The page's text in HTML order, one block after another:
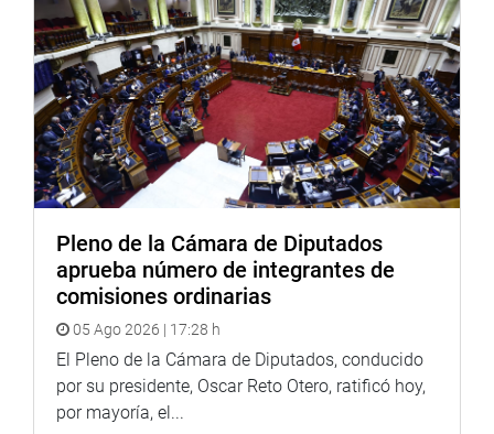
Pleno de la Cámara de Diputados
aprueba número de integrantes de
comisiones ordinarias
05 Ago 2026 | 17:28 h
El Pleno de la Cámara de Diputados, conducido
por su presidente, Oscar Reto Otero, ratificó hoy,
por mayoría, el...